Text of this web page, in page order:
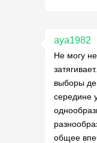
aya1982
Не могу
выборы
середине
общее